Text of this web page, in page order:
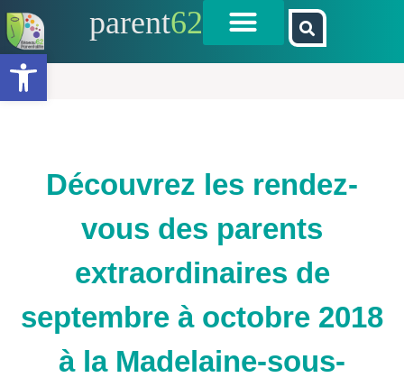
Ouvrir la barre d’outils
parent62
Découvrez les rendez-
vous des parents
extraordinaires de
septembre à octobre 2018
à la Madelaine-sous-